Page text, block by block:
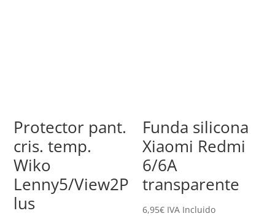
Protector pant.
cris. temp.
Wiko
Lenny5/View2P
lus
Funda silicona
Xiaomi Redmi
6/6A
transparente
6,95€ IVA Incluido